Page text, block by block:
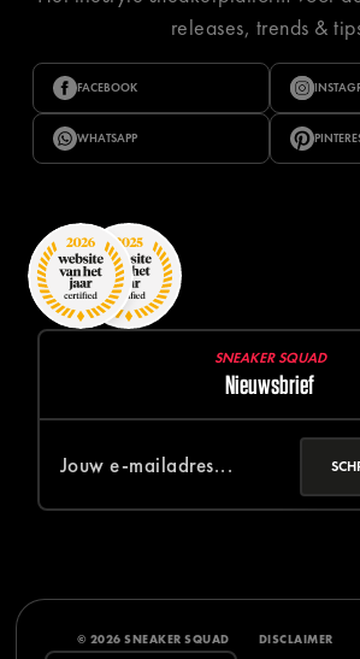
releases, trends &
FACEBOOK
WHATSAPP
SNEAKER SQUAD
Nieuwsbrief
© 2026 SNEAKER SQUAD DISCLAIMER